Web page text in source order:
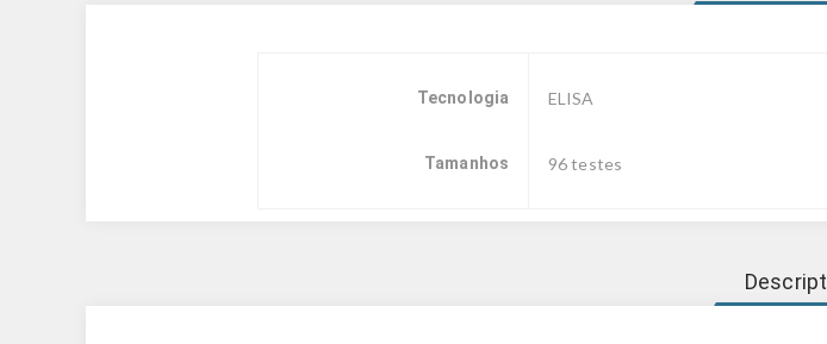
Tecnologia ELISA
Tamanhos 96 testes